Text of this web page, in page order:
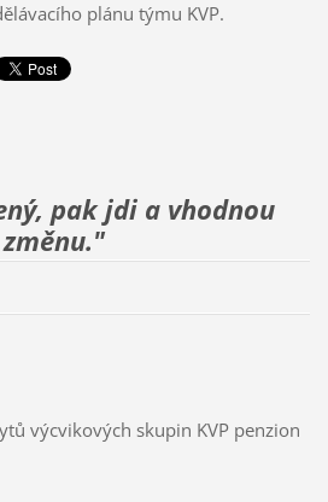
plánu týmu KVP.
pak jdi a vhodnou
výcvikových skupin KVP penzion